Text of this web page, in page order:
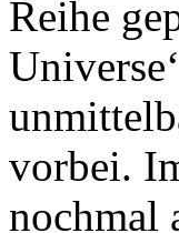
Reihe
vorbei.
nochmal